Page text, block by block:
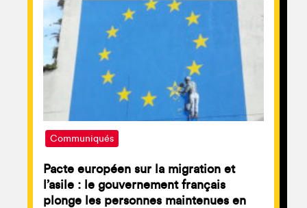
Communiqués
Pacte européen sur la migration et
l’asile : le gouvernement français
plonge les personnes maintenues en